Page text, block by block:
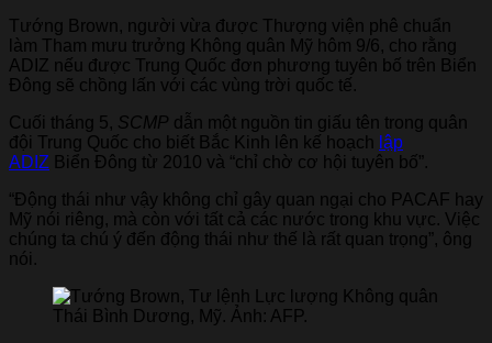
Tướng Brown, người vừa được Thượng viện phê chuẩn
làm Tham mưu trưởng Không quân Mỹ hôm 9/6, cho rằng
ADIZ nếu được Trung Quốc đơn phương tuyên bố trên Biển
Đông sẽ chồng lấn với các vùng trời quốc tế.
Cuối tháng 5, SCMP dẫn một nguồn tin giấu tên trong quân
đội Trung Quốc cho biết Bắc Kinh lên kế hoạch lập
ADIZ Biển Đông từ 2010 và “chỉ chờ cơ hội tuyên bố”.
“Động thái như vậy không chỉ gây quan ngại cho PACAF hay
Mỹ nói riêng, mà còn với tất cả các nước trong khu vực. Việc
chúng ta chú ý đến động thái như thế là rất quan trọng”, ông
nói.